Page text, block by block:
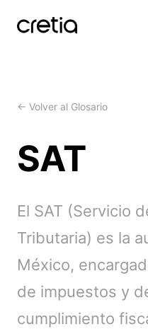
← Volver al Glosario
SAT
El SAT (Servicio
Tributaria) es la
México,
de impuestos y
cumplimiento